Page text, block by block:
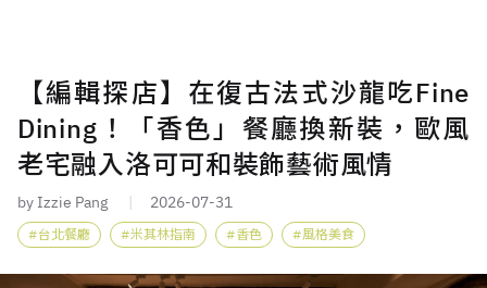
【編輯探店】在復古法式沙龍吃Fine
Dining！「香色」餐廳換新裝，歐風
老宅融入洛可可和裝飾藝術風情
by Izzie Pang 2026-07-31
台北餐廳 米其林指南 香色 風格美食